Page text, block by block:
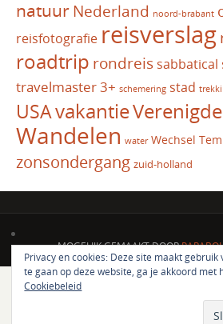
natuur Nederland noord-brabant
reisfotografie reisverslag
roadtrip rondreis sabbatical
travelmaster 3+ schemering stad
USAvakantie
Wandelen water Wechsel
zonsondergang zuid-holland
MOGELIJK GEMAAKT DOOR
Privacy en cookies: Deze site maakt
te gaan op deze website, ga je akkoord met
Cookiebeleid